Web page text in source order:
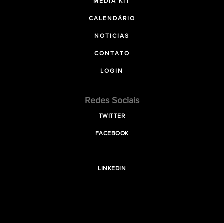
MEDIA KIT
CALENDÁRIO
NOTICIAS
CONTATO
LOGIN
Redes Sociais
TWITTER
FACEBOOK
LINKEDIN